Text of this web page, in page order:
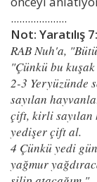
....................
Not: Yaratılış
RAB Nuh'a,
"Çünkü bu
2-3 Yeryüzünde
sayılan
çift, kirli sayılan
yedişer çift al.
4 Çünkü yedi
yağmur